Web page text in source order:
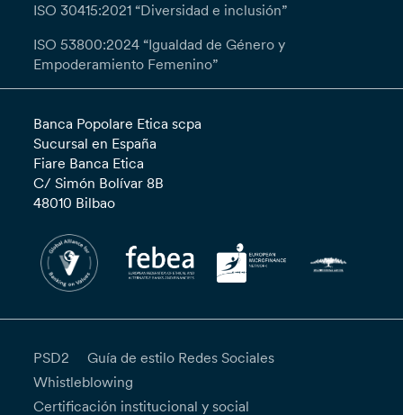
ISO 30415:2021 “Diversidad e inclusión”
ISO 53800:2024 “Igualdad de Género y
Empoderamiento Femenino”
Banca Popolare Etica scpa
Sucursal en España
Fiare Banca Etica
C/ Simón Bolívar 8B
48010 Bilbao
PSD2
Guía de estilo Redes Sociales
Whistleblowing
Certificación institucional y social